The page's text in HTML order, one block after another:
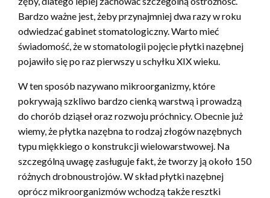
Bardzo ważne jest, żeby przynajmniej dwa razy w roku
odwiedzać gabinet stomatologiczny. Warto mieć
świadomość, że w stomatologii pojęcie płytki nazębnej
pojawiło się po raz pierwszy u schyłku XIX wieku.
W ten sposób nazywano mikroorganizmy, które
pokrywają szkliwo bardzo cienką warstwą i prowadzą
do chorób dziąseł oraz rozwoju próchnicy. Obecnie już
wiemy, że płytka nazębna to rodzaj złogów nazębnych
typu miękkiego o konstrukcji wielowarstwowej. Na
szczególną uwagę zasługuje fakt, że tworzy ją około 150
różnych drobnoustrojów. W skład płytki nazębnej
oprócz mikroorganizmów wchodzą także resztki